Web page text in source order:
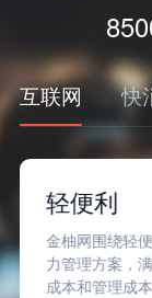
互联网 快
轻便利
金柚网围绕轻
力管理方案，
成本和管理成本